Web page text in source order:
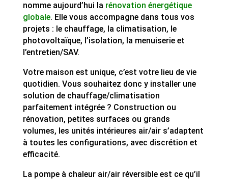
nomme aujourd’hui la rénovation énergétique
globale. Elle vous accompagne dans tous vos
projets : le chauffage, la climatisation, le
photovoltaïque, l’isolation, la menuiserie et
l’entretien/SAV.
Votre maison est unique, c’est votre lieu de vie
quotidien. Vous souhaitez donc y installer une
solution de chauffage/climatisation
parfaitement intégrée ? Construction ou
rénovation, petites surfaces ou grands
volumes, les unités intérieures air/air s’adaptent
à toutes les configurations, avec discrétion et
efficacité.
La pompe à chaleur air/air réversible est ce qu’il